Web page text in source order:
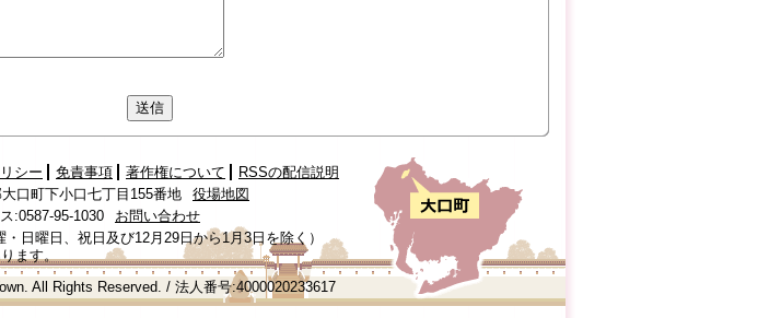
シー 免責事項 著作権について
RSSの配信説明
口町下小口七丁目155番地
役場地図
:0587-95-1030
お問い合わせ
日曜日、祝日及び12月29日から1月3日を除く）
ます。
All Rights Reserved. / 法人番号:4000020233617